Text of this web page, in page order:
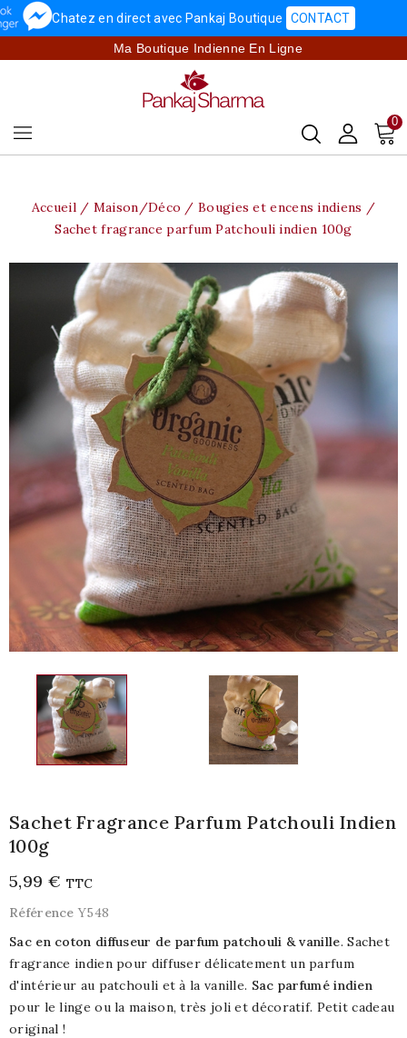
Chatez en direct avec Pankaj Boutique CONTACT
Ma Boutique Indienne En Ligne
0
Accueil Maison/Déco
Bougies et encens indiens
Sachet fragrance parfum Patchouli indien 100g
Sachet Fragrance Parfum Patchouli Indien
100g
5,99 € TTC
Référence Y548
Sac en coton diffuseur de parfum patchouli & vanille. Sachet
fragrance indien pour diffuser délicatement un parfum
d'intérieur au patchouli et à la vanille. Sac parfumé indien
pour le linge ou la maison, très joli et décoratif. Petit cadeau
original !